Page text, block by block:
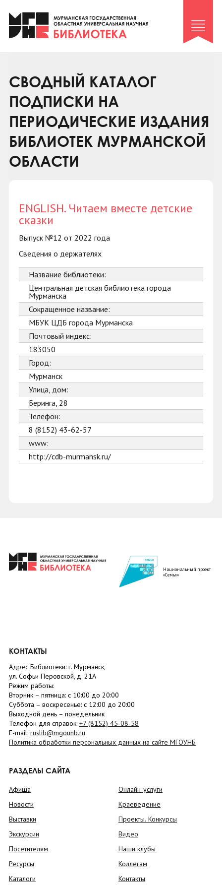
Клуб «Гиря и сельдерей»
Клуб «Семейный архив»
Коллегам
Контакты
СВОДНЫЙ КАТАЛОГ
ПОДПИСКИ НА
ПЕРИОДИЧЕСКИЕ ИЗДАНИЯ
БИБЛИОТЕК МУРМАНСКОЙ
ОБЛАСТИ
ENGLISH. Читаем вместе детские
сказки
Выпуск №12 от 2022 года
Сведения о держателях
Название библиотеки:
Центральная детская библиотека города
Мурманска
Сокращенное название:
МБУК ЦДБ города Мурманска
Почтовый индекс:
183050
Город:
Мурманск
Улица, дом:
Беринга, 28
Телефон:
8 (8152) 43-62-57
www:
http://cdb-murmansk.ru/
Национальный проект
«Семья»
КОНТАКТЫ
Адрес Библиотеки: г. Мурманск,
ул. Софьи Перовской, д. 21А
Режим работы:
Вторник – пятница: с 10:00 до 20:00
Суббота – воскресенье: c 12:00 до 20:00
Выходной день – понедельник
Телефон для справок: +7 (8152) 45-08-58
E-mail: ruslib@mgounb.ru
Политика обработки персональных данных на сайте МГОУНБ
РАЗДЕЛЫ САЙТА
Афиша
Новости
Выставки
Экскурсии
Посетителям
Ресурсы
Каталоги
Онлайн-услуги
Краеведение
Проекты. Конкурсы
Видео
Наши клубы
Коллегам
Контакты